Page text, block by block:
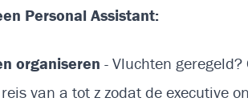
Personal Assistant:
organiseren - Vluchten
van a tot z zodat de executive